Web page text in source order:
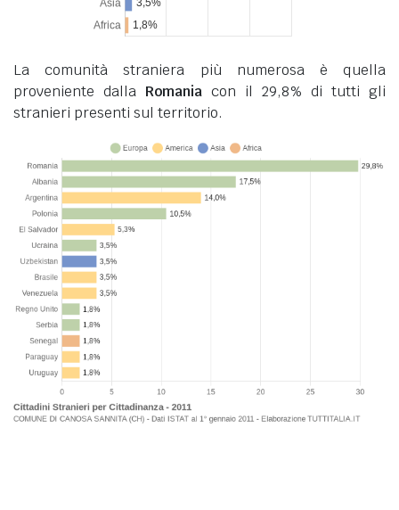
La comunità straniera più numerosa è quella
proveniente dalla Romania con il 29,8% di tutti gli
stranieri presenti sul territorio.